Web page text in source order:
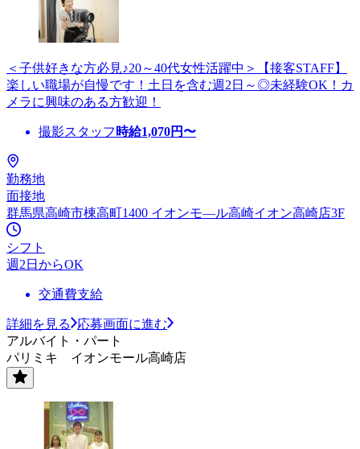
＜子供好きな方必見♪20～40代女性活躍中＞【接客STAFF】
楽しい職場が自慢です！土日を含む週2日～◎未経験OK！カ
メラに興味のある方歓迎！
撮影スタッフ 時給1,070円〜
勤務地
面接地
群馬県高崎市棟高町1400 イオンモ—ル高崎イオン高崎店3F
シフト
週2日からOK
交通費支給
詳細を見る
応募画面に進む
アルバイト・パート
パリミキ イオンモール高崎店